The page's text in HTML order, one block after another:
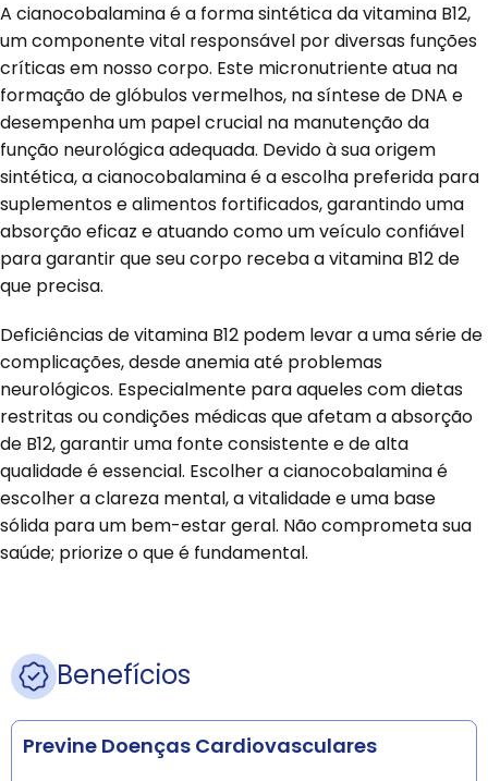
A cianocobalamina é a forma sintética da vitamina B12,
um componente vital responsável por diversas funções
críticas em nosso corpo. Este micronutriente atua na
formação de glóbulos vermelhos, na síntese de DNA e
desempenha um papel crucial na manutenção da
função neurológica adequada. Devido à sua origem
sintética, a cianocobalamina é a escolha preferida para
suplementos e alimentos fortificados, garantindo uma
absorção eficaz e atuando como um veículo confiável
para garantir que seu corpo receba a vitamina B12 de
que precisa.
Deficiências de vitamina B12 podem levar a uma série de
complicações, desde anemia até problemas
neurológicos. Especialmente para aqueles com dietas
restritas ou condições médicas que afetam a absorção
de B12, garantir uma fonte consistente e de alta
qualidade é essencial. Escolher a cianocobalamina é
escolher a clareza mental, a vitalidade e uma base
sólida para um bem-estar geral. Não comprometa sua
saúde; priorize o que é fundamental.
Benefícios
Previne Doenças Cardiovasculares